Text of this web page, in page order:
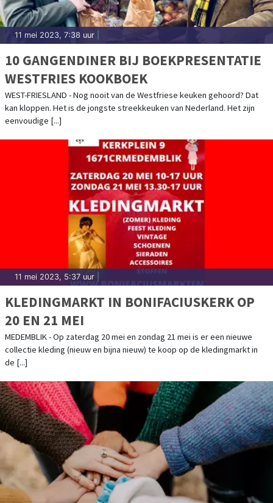
11 mei 2023, 7:38 uur
10 GANGENDINER BIJ BOEKPRESENTATIE
WESTFRIES KOOKBOEK
WEST-FRIESLAND - Nog nooit van de Westfriese keuken gehoord? Dat
kan kloppen. Het is de jongste streekkeuken van Nederland. Het zijn
eenvoudige [...]
11 mei 2023, 5:37 uur
KLEDINGMARKT IN BONIFACIUSKERK OP
20 EN 21 MEI
MEDEMBLIK - Op zaterdag 20 mei en zondag 21 mei is er een nieuwe
collectie kleding (nieuw en bijna nieuw) te koop op de kledingmarkt in
de [...]